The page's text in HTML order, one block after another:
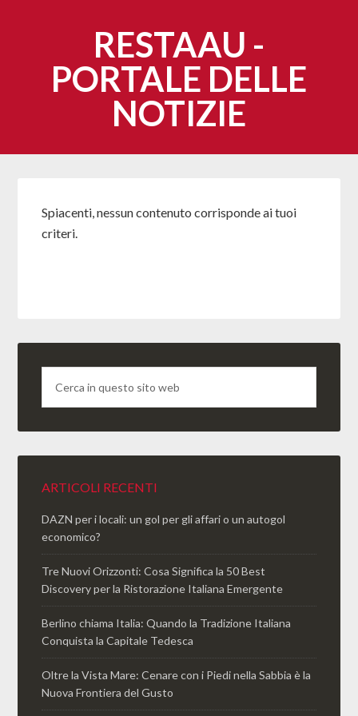
RESTAAU -
PORTALE DELLE
NOTIZIE
Spiacenti, nessun contenuto corrisponde ai tuoi
criteri.
ARTICOLI RECENTI
DAZN per i locali: un gol per gli affari o un autogol
economico?
Tre Nuovi Orizzonti: Cosa Significa la 50 Best
Discovery per la Ristorazione Italiana Emergente
Berlino chiama Italia: Quando la Tradizione Italiana
Conquista la Capitale Tedesca
Oltre la Vista Mare: Cenare con i Piedi nella Sabbia è la
Nuova Frontiera del Gusto